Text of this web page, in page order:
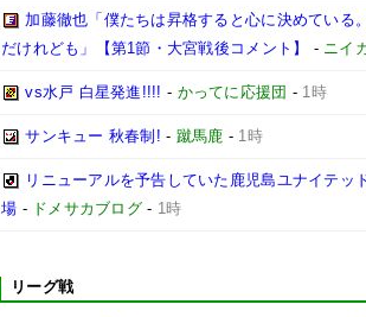
加藤徹也「僕たちは昇格すると心に決めてい
だけれども」【第1節・大宮戦後コメント】
- ニイ
vs水戸 白星発進!!!! - かってに応援団 - 1時
サンキュー 秋春制! - 蹴馬鹿 - 1時
リニューアルを予告していた鹿児島ユナイテッ
場 - ドメサカブログ- 1時
リーグ戦